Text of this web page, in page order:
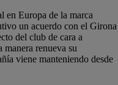
en Europa de la marca
un acuerdo con el Girona
del club de cara a
manera renueva su
viene manteniendo desde